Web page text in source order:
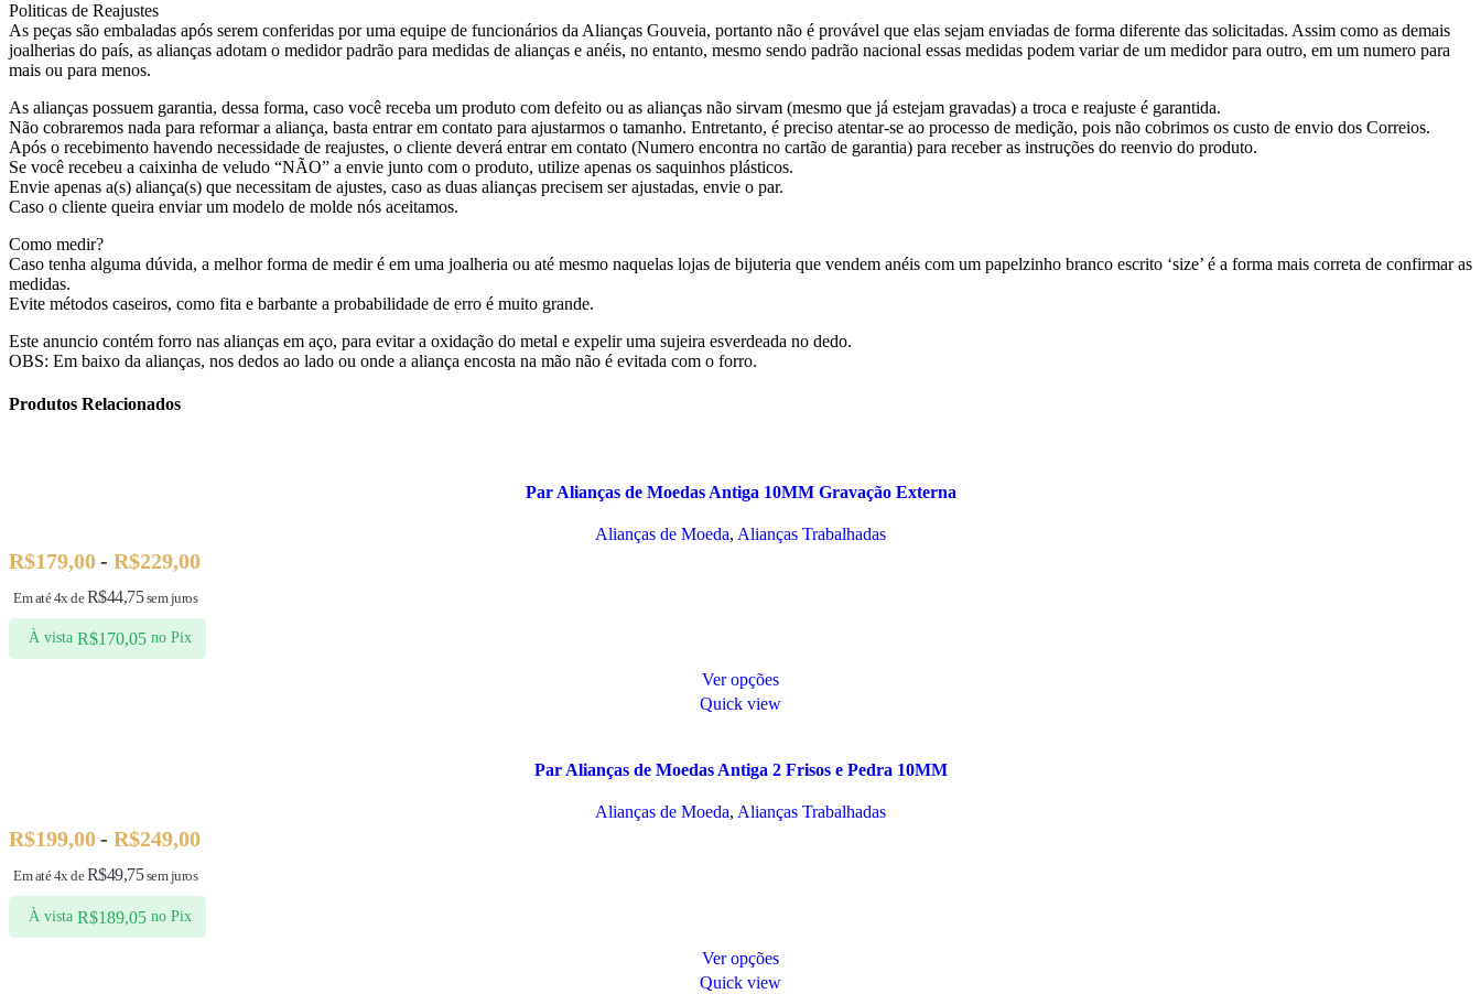
Politicas de Reajustes
As peças são embaladas após serem conferidas por uma equipe de funcionários da Alianças Gouveia, portanto não é provável que elas sejam enviadas de forma diferente das solicitadas. Assim como as demais
joalherias do país, as alianças adotam o medidor padrão para medidas de alianças e anéis, no entanto, mesmo sendo padrão nacional essas medidas podem variar de um medidor para outro, em um numero para
mais ou para menos.
As alianças possuem garantia, dessa forma, caso você receba um produto com defeito ou as alianças não sirvam (mesmo que já estejam gravadas) a troca e reajuste é garantida.
Não cobraremos nada para reformar a aliança, basta entrar em contato para ajustarmos o tamanho. Entretanto, é preciso atentar-se ao processo de medição, pois não cobrimos os custo de envio dos Correios.
Após o recebimento havendo necessidade de reajustes, o cliente deverá entrar em contato (Numero encontra no cartão de garantia) para receber as instruções do reenvio do produto.
Se você recebeu a caixinha de veludo “NÃO” a envie junto com o produto, utilize apenas os saquinhos plásticos.
Envie apenas a(s) aliança(s) que necessitam de ajustes, caso as duas alianças precisem ser ajustadas, envie o par.
Caso o cliente queira enviar um modelo de molde nós aceitamos.
Como medir?
Caso tenha alguma dúvida, a melhor forma de medir é em uma joalheria ou até mesmo naquelas lojas de bijuteria que vendem anéis com um papelzinho branco escrito ‘size’ é a forma mais correta de confirmar as
medidas.
Evite métodos caseiros, como fita e barbante a probabilidade de erro é muito grande.
Este anuncio contém forro nas alianças em aço, para evitar a oxidação do metal e expelir uma sujeira esverdeada no dedo.
OBS: Em baixo da alianças, nos dedos ao lado ou onde a aliança encosta na mão não é evitada com o forro.
Produtos Relacionados
Par Alianças de Moedas Antiga 10MM Gravação Externa
Alianças de Moeda, Alianças Trabalhadas
R$179,00- R$229,00
Em até 4x deR$44,75sem juros
À vista R$170,05 no Pix
Ver opções
Quick view
Par Alianças de Moedas Antiga 2 Frisos e Pedra 10MM
Alianças de Moeda, Alianças Trabalhadas
R$199,00- R$249,00
Em até 4x deR$49,75sem juros
À vista R$189,05 no Pix
Ver opções
Quick view